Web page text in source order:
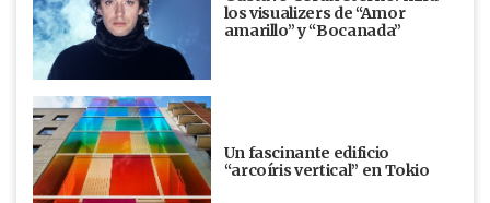
los visualizers de “Amor
amarillo” y “Bocanada”
Un fascinante edificio
“arcoíris vertical” en Tokio